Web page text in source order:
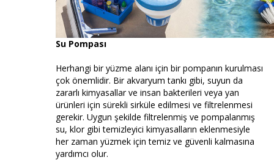
Su Pompası
Herhangi bir yüzme alanı için bir pompanın kurulması
çok önemlidir. Bir akvaryum tankı gibi, suyun da
zararlı kimyasallar ve insan bakterileri veya yan
ürünleri için sürekli sirküle edilmesi ve filtrelenmesi
gerekir. Uygun şekilde filtrelenmiş ve pompalanmış
su, klor gibi temizleyici kimyasalların eklenmesiyle
her zaman yüzmek için temiz ve güvenli kalmasına
yardımcı olur.